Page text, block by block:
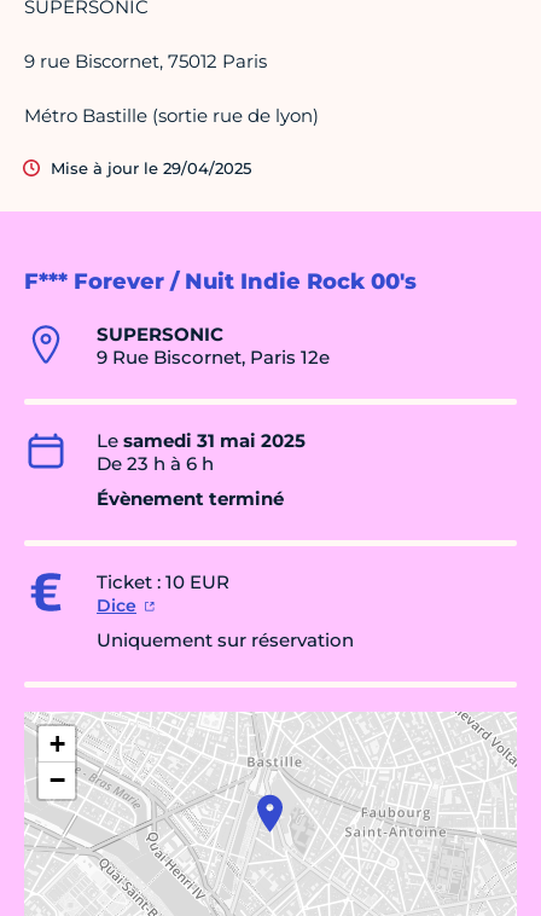
F*** Forever / Nuit Indie Rock 00's
SUPERSONIC
9 Rue Biscornet, Paris 12e
Le samedi 31 mai 2025
De 23 h à 6 h
Évènement terminé
Ticket : 10 EUR
Dice
Uniquement sur réservation
+
−
SUPERSONIC
9 rue Biscornet, 75012 Paris
Métro Bastille (sortie rue de lyon)
Mise à jour le 29/04/2025